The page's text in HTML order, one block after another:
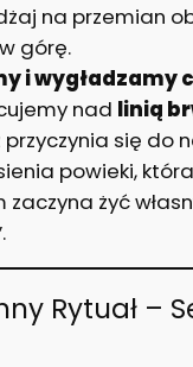
na przemian
górę.
i wygładzamy
nad linią
przyczynia się do
powieki,
zaczyna żyć
Rytuał –